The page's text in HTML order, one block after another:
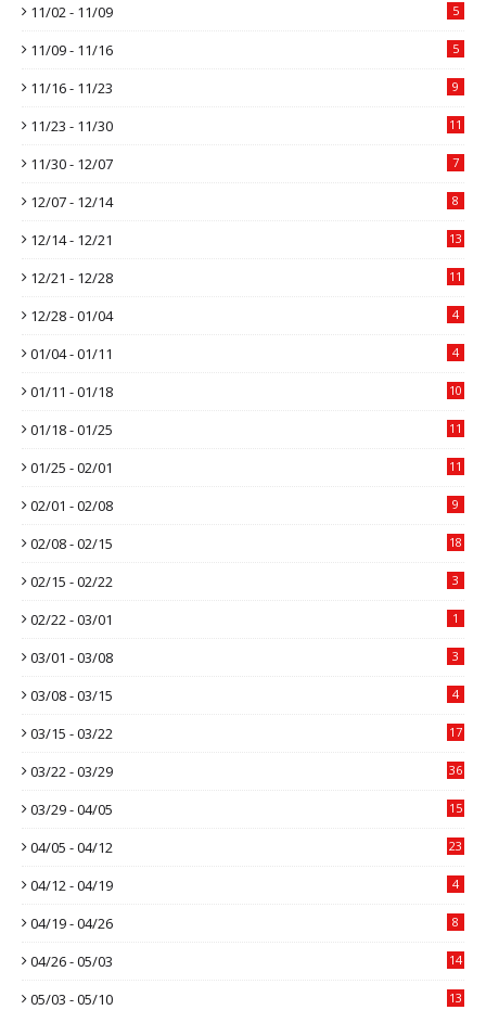
11/02 - 11/09 5
11/09 - 11/16 5
11/16 - 11/23 9
11/23 - 11/30 11
11/30 - 12/07 7
12/07 - 12/14 8
12/14 - 12/21 13
12/21 - 12/28 11
12/28 - 01/04 4
01/04 - 01/11 4
01/11 - 01/18 10
01/18 - 01/25 11
01/25 - 02/01 11
02/01 - 02/08 9
02/08 - 02/15 18
02/15 - 02/22 3
02/22 - 03/01 1
03/01 - 03/08 3
03/08 - 03/15 4
03/15 - 03/22 17
03/22 - 03/29 36
03/29 - 04/05 15
04/05 - 04/12 23
04/12 - 04/19 4
04/19 - 04/26 8
04/26 - 05/03 14
05/03 - 05/10 13